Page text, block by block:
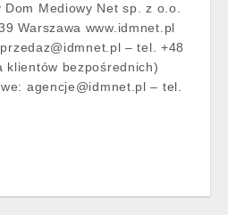
Mediowy Net sp. z o.o.
Warszawa www.idmnet.pl
– tel. +48
klientów bezpośrednich)
agencje@idmnet.pl – tel.